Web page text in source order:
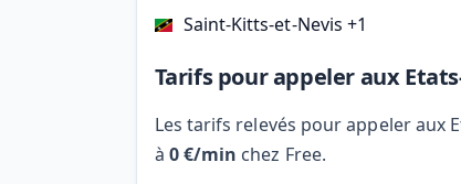
Saint-Kitts-et-Nevis +1
Tarifs pour appeler aux
Les tarifs relevés pour appeler aux
à 0 €/min chez Free.